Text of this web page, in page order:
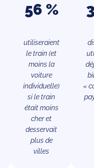
56 %
utiliseraient
le train (et
moins la
voiture
individuelle)
si le train
était moins
cher et
desservait
plus de
villes
«